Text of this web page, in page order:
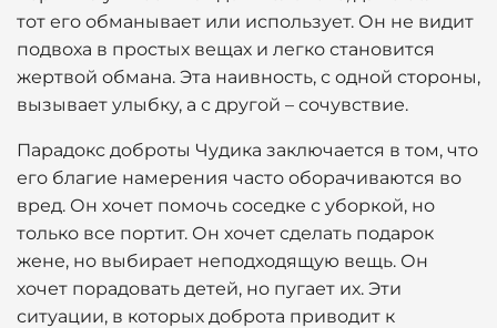
тот его обманывает или использует. Он не видит
подвоха в простых вещах и легко становится
жертвой обмана. Эта наивность, с одной стороны,
вызывает улыбку, а с другой – сочувствие.
Парадокс доброты Чудика заключается в том, что
его благие намерения часто оборачиваются во
вред. Он хочет помочь соседке с уборкой, но
только все портит. Он хочет сделать подарок
жене, но выбирает неподходящую вещь. Он
хочет порадовать детей, но пугает их. Эти
ситуации, в которых доброта приводит к